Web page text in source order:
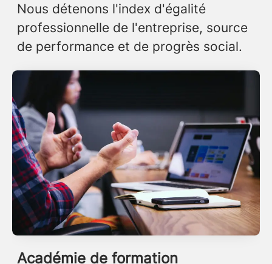
Nous détenons l'index d'égalité
professionnelle de l'entreprise, source
de performance et de progrès social.
Académie de formation